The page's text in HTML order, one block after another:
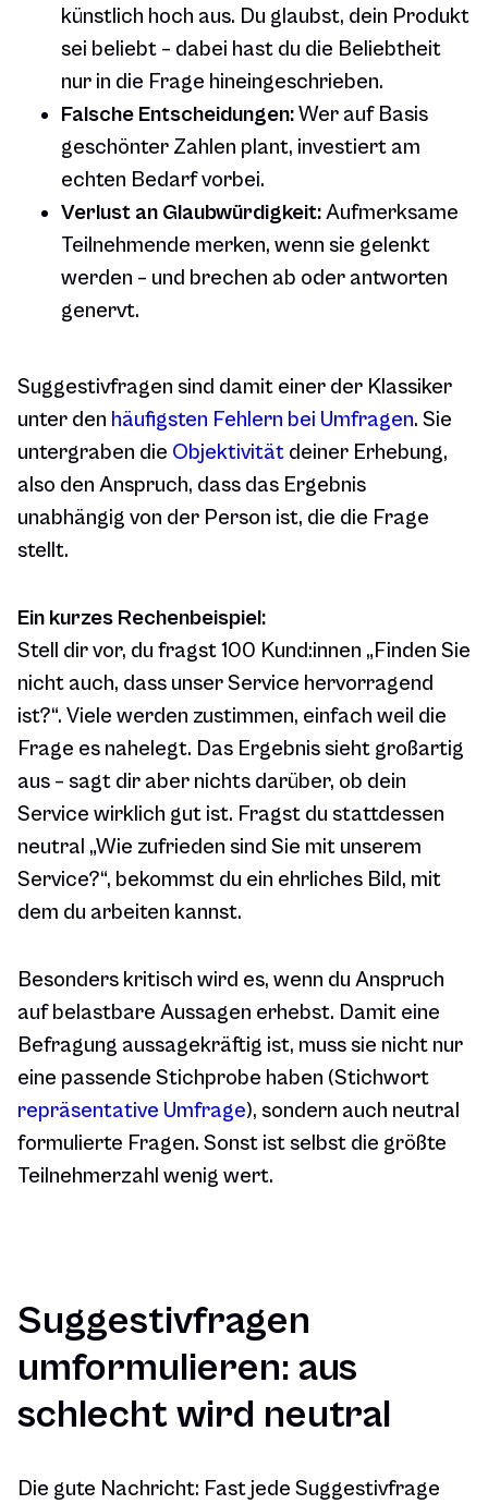
künstlich hoch aus. Du glaubst, dein Produkt
sei beliebt – dabei hast du die Beliebtheit
nur in die Frage hineingeschrieben.
Falsche Entscheidungen:Wer auf Basis
geschönter Zahlen plant, investiert am
echten Bedarf vorbei.
Verlust an Glaubwürdigkeit:Aufmerksame
Teilnehmende merken, wenn sie gelenkt
werden – und brechen ab oder antworten
genervt.
Suggestivfragen sind damit einer der Klassiker
unter den häufigsten Fehlern bei Umfragen. Sie
untergraben die Objektivität deiner Erhebung,
also den Anspruch, dass das Ergebnis
unabhängig von der Person ist, die die Frage
stellt.
Ein kurzes Rechenbeispiel:
Stell dir vor, du fragst 100 Kund:innen „Finden Sie
nicht auch, dass unser Service hervorragend
ist?“. Viele werden zustimmen, einfach weil die
Frage es nahelegt. Das Ergebnis sieht großartig
aus – sagt dir aber nichts darüber, ob dein
Service wirklich gut ist. Fragst du stattdessen
neutral „Wie zufrieden sind Sie mit unserem
Service?“, bekommst du ein ehrliches Bild, mit
dem du arbeiten kannst.
Besonders kritisch wird es, wenn du Anspruch
auf belastbare Aussagen erhebst. Damit eine
Befragung aussagekräftig ist, muss sie nicht nur
eine passende Stichprobe haben (Stichwort
repräsentative Umfrage), sondern auch neutral
formulierte Fragen. Sonst ist selbst die größte
Teilnehmerzahl wenig wert.
Suggestivfragen
umformulieren: aus
schlecht wird neutral
Die gute Nachricht: Fast jede Suggestivfrage